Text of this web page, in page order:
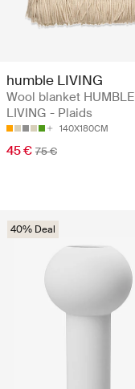
humble LIVING
Wool blanket HUMBLE
LIVING - Plaids
140X180CM
45 € 75 €
40% Deal